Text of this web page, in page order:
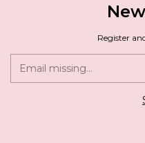
Register